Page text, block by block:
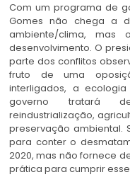
Com um programa de
Gomes não chega a
ambiente/clima,
desenvolvimento. O
parte dos conflitos
fruto de uma
interligados, a
governo tratará de
reindustrialização,
preservação ambiental.
para conter o
2020, mas não fornece
prática para cumprir